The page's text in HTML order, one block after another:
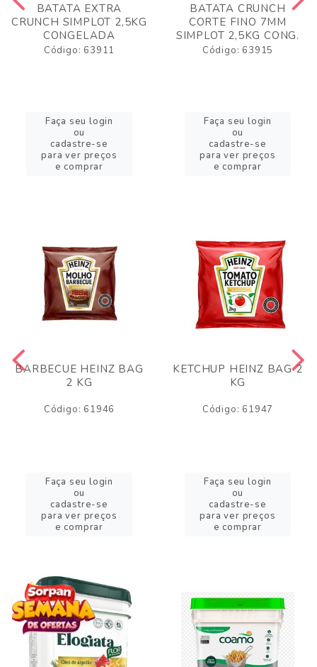
BATATA EXTRA
CRUNCH SIMPLOT 2,5KG
CONGELADA
Código: 63911
Faça seu login
ou
cadastre-se
para ver preços
e comprar
BATATA CRUNCH
CORTE FINO 7MM
SIMPLOT 2,5KG CONG.
Código: 63915
Faça seu login
ou
cadastre-se
para ver preços
e comprar
BARBECUE HEINZ BAG
2 KG
Código: 61946
Faça seu login
ou
cadastre-se
para ver preços
e comprar
KETCHUP HEINZ BAG 2
KG
Código: 61947
Faça seu login
ou
cadastre-se
para ver preços
e comprar